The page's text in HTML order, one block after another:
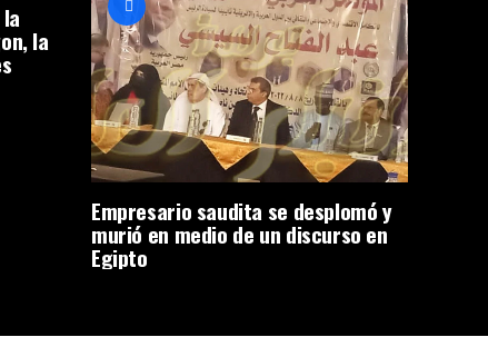
la
Empresario saudita se desplomó y
murió en medio de un discurso en
Egipto